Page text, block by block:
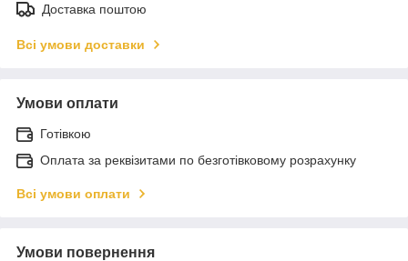
Доставка поштою
Всі умови доставки
Умови оплати
Готівкою
Оплата за реквізитами по безготівковому розрахунку
Всі умови оплати
Умови повернення